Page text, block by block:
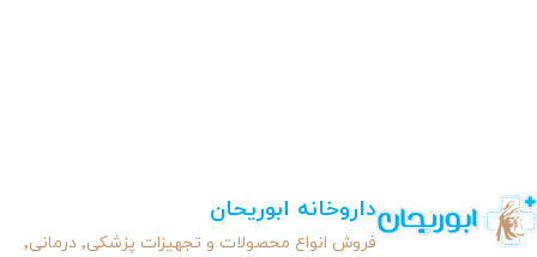
داروخانه ابوریحان
فروش انواع محصولات و تجهیزات پزشکی٬ درمانی٬